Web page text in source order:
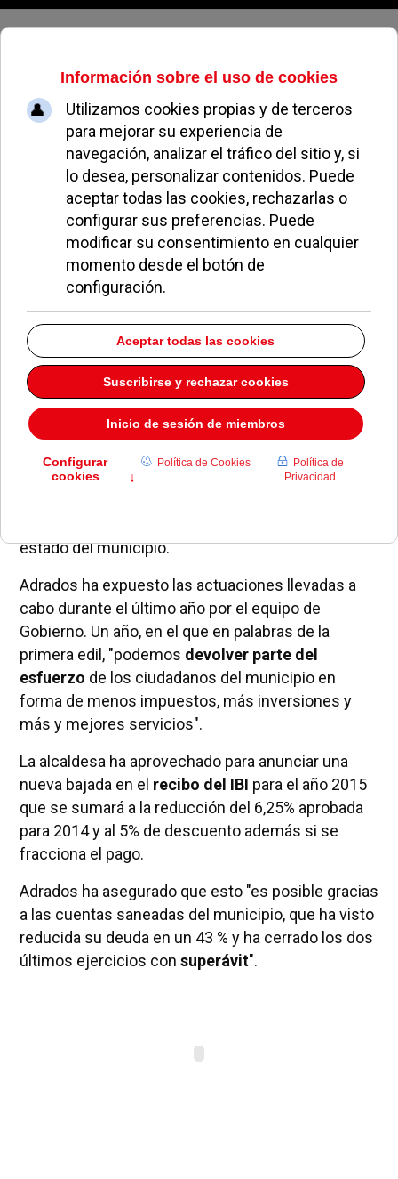
Viernes, 07 de agosto de 2026
El Ayuntamiento volverá a bajar
el IBI el próximo año
NOTICIAS DE POZUELO 17 JUNIO 2014
La alcaldesa de Pozuelo de Alarcón,
Paloma
estado del municipio.
Adrados ha expuesto las actuaciones llevadas a
cabo durante el último año por el equipo de
Gobierno. Un año, en el que en palabras de la
primera edil, "podemos devolver parte del
esfuerzo de los ciudadanos del municipio en
forma de menos impuestos, más inversiones y
más y mejores servicios".
La alcaldesa ha aprovechado para anunciar una
nueva bajada en el recibo del IBI para el año 2015
que se sumará a la reducción del 6,25% aprobada
para 2014 y al 5% de descuento además si se
fracciona el pago.
Adrados ha asegurado que esto "es posible gracias
a las cuentas saneadas del municipio, que ha visto
reducida su deuda en un 43 % y ha cerrado los dos
últimos ejercicios con superávit".